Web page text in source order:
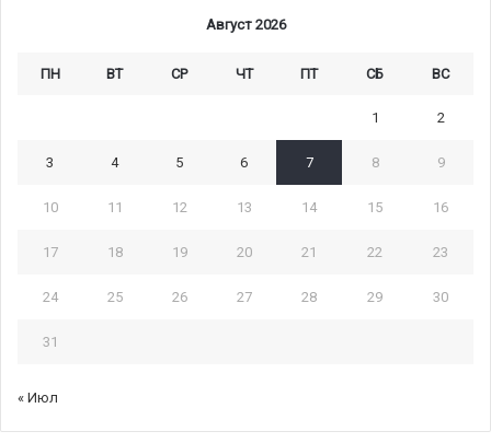
Август 2026
ПН ВТ СР ЧТ ПТ СБ ВС
1 2
3 4 5 6 7 8 9
10 11 12 13 14 15 16
17 18 19 20 21 22 23
24 25 26 27 28 29 30
31
« Июл